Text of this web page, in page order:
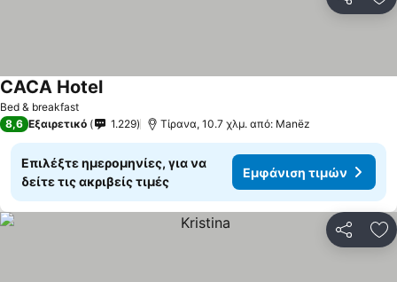
Bed & breakfast
CACA HotelΕμφάνιση τιμών
8,6 Εξαιρετικό 1.229 Τίρανα, 10.7 χλμ. από: Manëz
Επιλέξτε ημερομηνίες, για να
δείτε τις ακριβείς τιμές
Εμφάνιση τιμών